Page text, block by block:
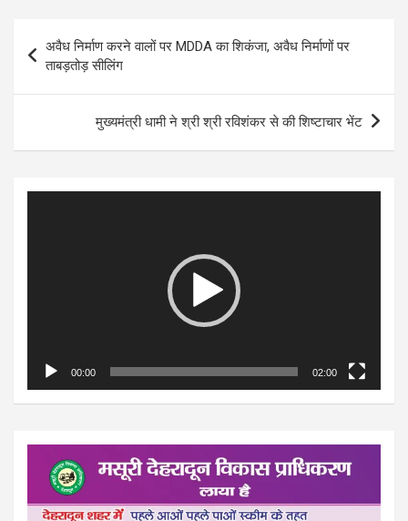
Post
navigation
अवैध निर्माण करने वालों पर MDDA का शिकंजा, अवैध निर्माणों पर
ताबड़तोड़ सीलिंग
मुख्यमंत्री धामी ने श्री श्री रविशंकर से की शिष्टाचार भेंट
00:00 02:00